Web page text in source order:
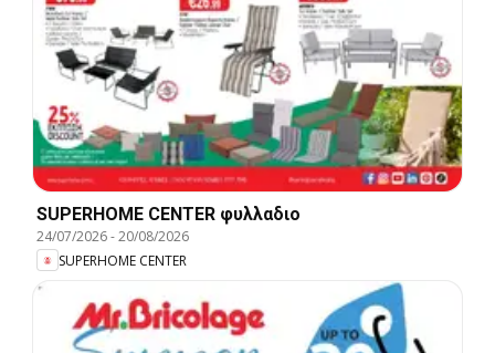
SUPERHOME CENTER φυλλαδιο
24/07/2026-20/08/2026
SUPERHOME CENTER